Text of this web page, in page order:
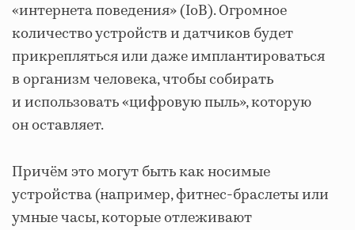
«интернета поведения» (IoB). Огромное
количество устройств и датчиков будет
прикрепляться или даже имплантироваться
в организм человека, чтобы собирать
и использовать «цифровую пыль», которую
он оставляет.
Причём это могут быть как носимые
устройства (например, фитнес-браслеты или
умные часы, которые отлеживают